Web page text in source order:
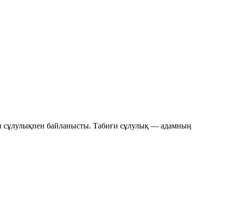
сұлулықпен байланысты. Табиғи сұлулық — адамның